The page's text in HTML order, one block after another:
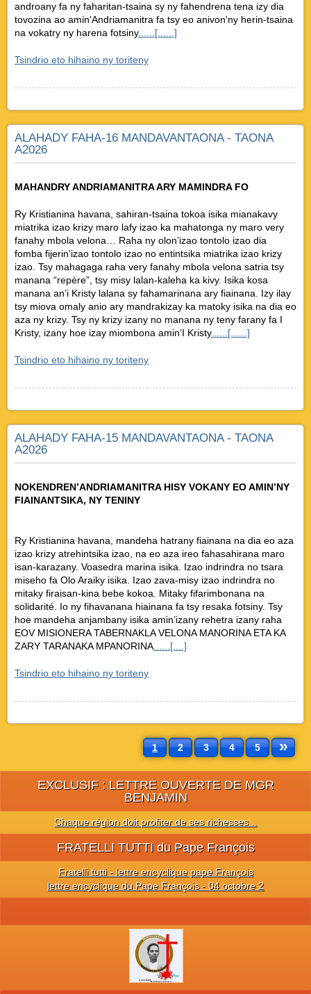
androany fa ny faharitan-tsaina sy ny fahendrena tena izy dia
tovozina ao amin'Andriamanitra fa tsy eo anivon'ny herin-tsaina
na vokatry ny harena fotsiny......[......]
Tsindrio eto hihaino ny toriteny
ALAHADY FAHA-16 MANDAVANTAONA - TAONA
A2026
MAHANDRY ANDRIAMANITRA ARY MAMINDRA FO
Ry Kristianina havana, sahiran-tsaina tokoa isika mianakavy
miatrika izao krizy maro lafy izao ka mahatonga ny maro very
fanahy mbola velona… Raha ny olon’izao tontolo izao dia
fomba fijerin’izao tontolo izao no entintsika miatrika izao krizy
izao. Tsy mahagaga raha very fanahy mbola velona satria tsy
manana “repère”, tsy misy lalan-kaleha ka kivy. Isika kosa
manana an’i Kristy lalana sy fahamarinana ary fiainana. Izy ilay
tsy miova omaly anio ary mandrakizay ka matoky isika na dia eo
aza ny krizy. Tsy ny krizy izany no manana ny teny farany fa I
Kristy, izany hoe izay miombona amin’I Kristy......[......]
Tsindrio eto hihaino ny toriteny
ALAHADY FAHA-15 MANDAVANTAONA - TAONA
A2026
NOKENDREN’ANDRIAMANITRA HISY VOKANY EO AMIN’NY
FIAINANTSIKA, NY TENINY
Ry Kristianina havana, mandeha hatrany fiainana na dia eo aza
izao krizy atrehintsika izao, na eo aza ireo fahasahirana maro
isan-karazany. Voasedra marina isika. Izao indrindra no tsara
miseho fa Olo Araiky isika. Izao zava-misy izao indrindra no
mitaky firaisan-kina bebe kokoa. Mitaky fifarimbonana na
solidarité. Io ny fihavanana hiainana fa tsy resaka fotsiny. Tsy
hoe mandeha anjambany isika amin’izany rehetra izany raha
EOV MISIONERA TABERNAKLA VELONA MANORINA ETA KA
ZARY TARANAKA MPANORINA ......[....]
Tsindrio eto hihaino ny toriteny
1 2 3 4 5 »
EXCLUSIF : LETTRE OUVERTE DE MGR
BENJAMIN
Chaque région doit profiter de ses richesses ..
FRATELLI TUTTI du Pape François
Fratelli tutti - lettre encyclique pape François
lettre encyclique du Pape François - 04 octobre 2